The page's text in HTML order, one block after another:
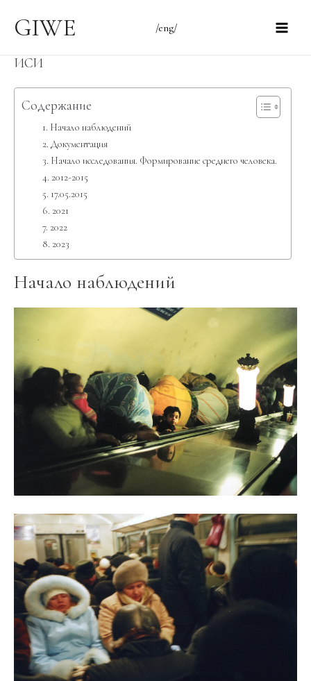
GIWE /eng/
ИСИ
Содержание
Начало наблюдений
Документация
Начало исследования. Формирование среднего человека.
2012-2015
17.05.2015
2021
2022
2023
Начало наблюдений